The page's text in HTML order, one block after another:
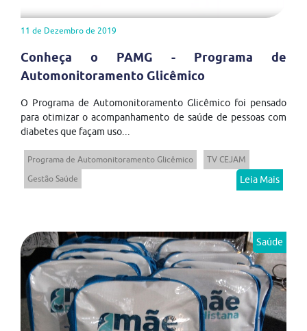
11 de Dezembro de 2019
Conheça o PAMG - Programa de
Automonitoramento Glicêmico
O Programa de Automonitoramento Glicêmico foi pensado
para otimizar o acompanhamento de saúde de pessoas com
diabetes que façam uso...
Programa de Automonitoramento Glicêmico
TV CEJAM
Gestão Saúde
Leia Mais
Saúde